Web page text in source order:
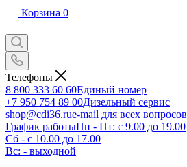
Корзина 0
Телефоны
8 800 333 60 60Единый номер
+7 950 754 89 00Дизельный сервис
shop@cdi36.rue-mail для всех вопросов
График работыПн - Пт: с 9.00 до 19.00
Сб - с 10.00 до 17.00
Вс: - выходной